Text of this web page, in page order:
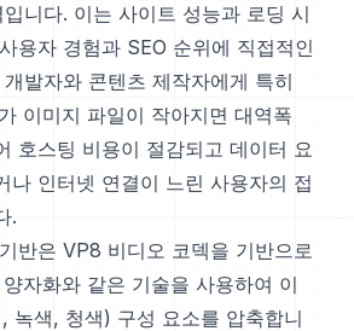
니다. 이는 사이트 성능과 로딩 시
용자 경험과 SEO 순위에 직접적인
발자와 콘텐츠 제작자에게 특히
이미지 파일이 작아지면 대역폭
호스팅 비용이 절감되고 데이터 요
나 인터넷 연결이 느린 사용자의 접
.
반은 VP8 비디오 코덱을 기반으로
자화와 같은 기술을 사용하여 이
녹색, 청색) 구성 요소를 압축합니